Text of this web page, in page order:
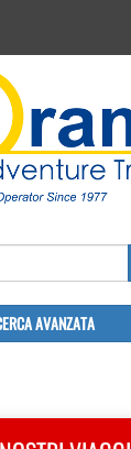
AVANZATA